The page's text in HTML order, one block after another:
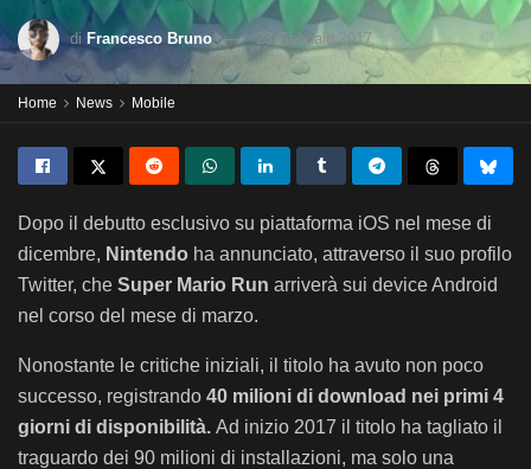
di Francesco Bruno 23 Gennaio 2017
Home News Mobile
Dopo il debutto esclusivo su piattaforma iOS nel mese di
dicembre, Nintendo ha annunciato, attraverso il suo profilo
Twitter, che Super Mario Run arriverà sui device Android
nel corso del mese di marzo.
Nonostante le critiche iniziali, il titolo ha avuto non poco
successo, registrando 40 milioni di download nei primi 4
giorni di disponibilità. Ad inizio 2017 il titolo ha tagliato il
traguardo dei 90 milioni di installazioni, ma solo una